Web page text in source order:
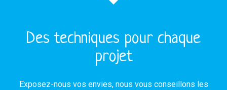
Des techniques pour chaque
projet
Exposez-nous vos envies, nous vous conseillons les